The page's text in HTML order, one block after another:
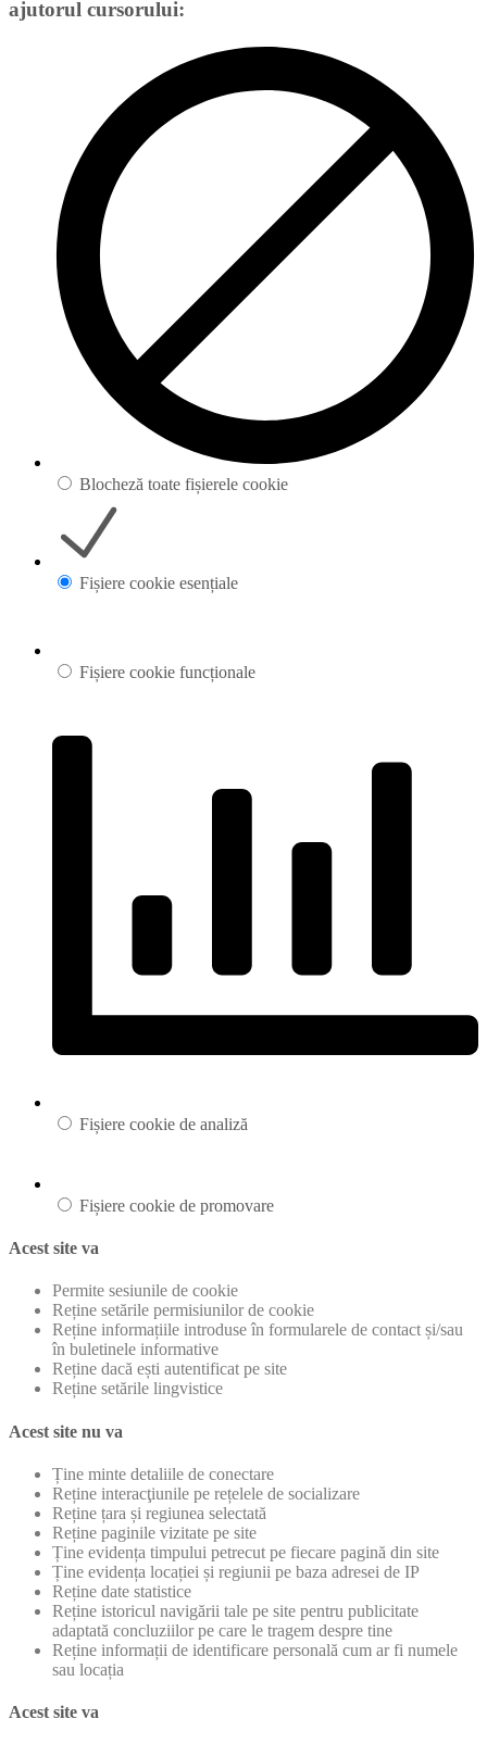
ajutorul cursorului:
Blocheză toate fișierele cookie
Fișiere cookie esențiale
Fișiere cookie funcționale
Fișiere cookie de analiză
Fișiere cookie de promovare
Acest site va
Permite sesiunile de cookie
Reține setările permisiunilor de cookie
Reține informațiile introduse în formularele de contact și/sau
în buletinele informative
Reține dacă ești autentificat pe site
Reține setările lingvistice
Acest site nu va
Ține minte detaliile de conectare
Reține interacţiunile pe rețelele de socializare
Reține țara și regiunea selectată
Reține paginile vizitate pe site
Ține evidența timpului petrecut pe fiecare pagină din site
Ține evidența locației și regiunii pe baza adresei de IP
Reține date statistice
Reține istoricul navigării tale pe site pentru publicitate
adaptată concluziilor pe care le tragem despre tine
Reține informații de identificare personală cum ar fi numele
sau locația
Acest site va